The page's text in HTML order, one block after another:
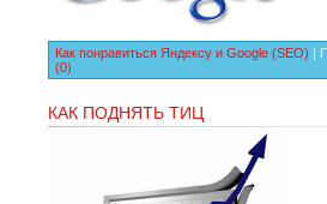
Как понравиться Яндексу и Google (SEO) |
(0)
КАК ПОДНЯТЬ ТИЦ